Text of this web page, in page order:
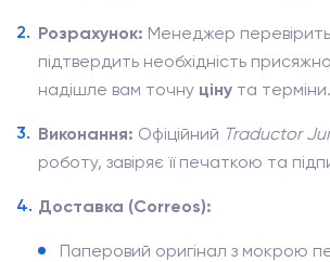
Розрахунок: Менеджер
підтвердить необхідність
надішле вам точну ціну та терміни.
Виконання: Офіційний Traductor
роботу, завіряє її печаткою та
Доставка (Correos):
Паперовий оригінал з мокрою